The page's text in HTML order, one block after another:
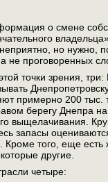
о смене
неприятно, но
не проговоренных
точки зрения,
примерно 200
берегу Днепра
выщелачивания.
запасы
того, еще есть
другие.
четыре: